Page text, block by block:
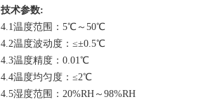
技术参数:
4.1温度范围：5℃～50℃
4.2温度波动度：≤±0.5℃
4.3温度精度：0.01℃
4.4温度均匀度：≤2℃
4.5湿度范围：20%RH～98%RH